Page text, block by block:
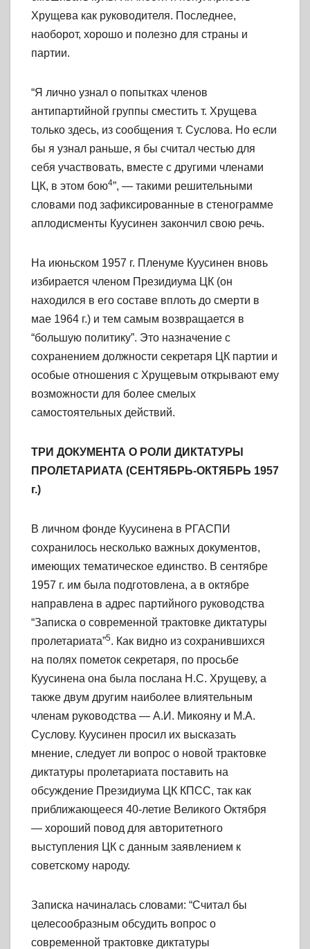
Хрущева как руководителя. Последнее,
наоборот, хорошо и полезно для страны и
партии.
“Я лично узнал о попытках членов
антипартийной группы сместить т. Хрущева
только здесь, из сообщения т. Суслова. Но если
бы я узнал раньше, я бы считал честью для
себя участвовать, вместе с другими членами
ЦК, в этом бою4”, — такими решительными
словами под зафиксированные в стенограмме
аплодисменты Куусинен закончил свою речь.
На июньском 1957 г. Пленуме Куусинен вновь
избирается членом Президиума ЦК (он
находился в его составе вплоть до смерти в
мае 1964 г.) и тем самым возвращается в
“большую политику”. Это назначение с
сохранением должности секретаря ЦК партии и
особые отношения с Хрущевым открывают ему
возможности для более смелых
самостоятельных действий.
ТРИ ДОКУМЕНТА О РОЛИ ДИКТАТУРЫ
ПРОЛЕТАРИАТА (СЕНТЯБРЬ-ОКТЯБРЬ 1957
г.)
В личном фонде Куусинена в РГАСПИ
сохранилось несколько важных документов,
имеющих тематическое единство. В сентябре
1957 г. им была подготовлена, а в октябре
направлена в адрес партийного руководства
“Записка о современной трактовке диктатуры
пролетариата”5. Как видно из сохранившихся
на полях пометок секретаря, по просьбе
Куусинена она была послана Н.С. Хрущеву, а
также двум другим наиболее влиятельным
членам руководства — А.И. Микояну и М.А.
Суслову. Куусинен просил их высказать
мнение, следует ли вопрос о новой трактовке
диктатуры пролетариата поставить на
обсуждение Президиума ЦК КПСС, так как
приближающееся 40-летие Великого Октября
— хороший повод для авторитетного
выступления ЦК с данным заявлением к
советскому народу.
Записка начиналась словами: “Считал бы
целесообразным обсудить вопрос о
современной трактовке диктатуры